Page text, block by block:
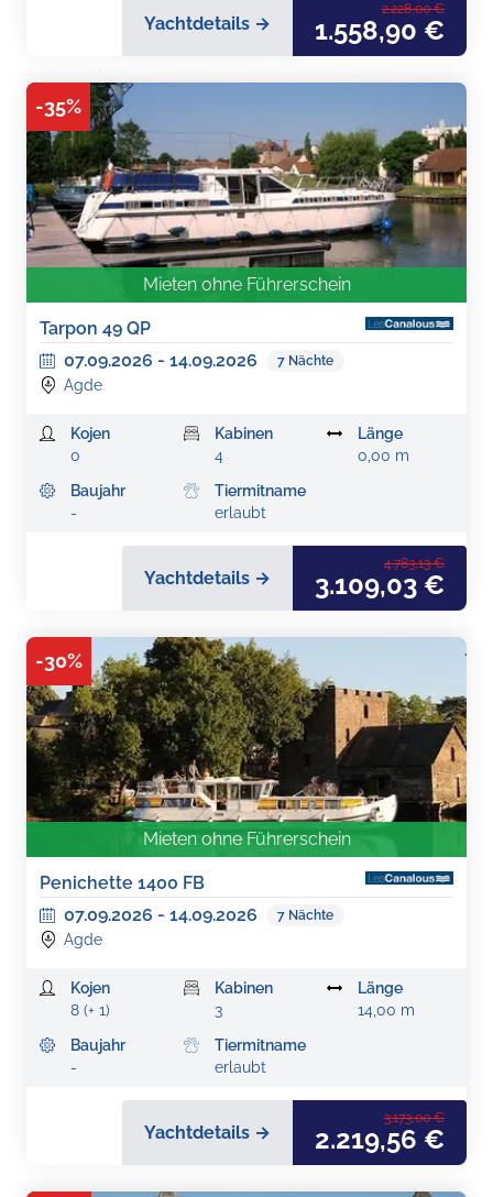
Yachtdetails →
2.228,00 €
1.558,90 €
-35%
Mieten ohne Führerschein
Tarpon 49 QP
07.09.2026 - 14.09.2026 7 Nächte
Agde
Kojen
0
Kabinen
4
Länge
0,00 m
Baujahr
-
Tiermitname
erlaubt
Yachtdetails →
4.783,13 €
3.109,03 €
-30%
Mieten ohne Führerschein
Penichette 1400 FB
07.09.2026 - 14.09.2026 7 Nächte
Agde
Kojen
8 (+ 1)
Kabinen
3
Länge
14,00 m
Baujahr
-
Tiermitname
erlaubt
Yachtdetails →
3.173,00 €
2.219,56 €